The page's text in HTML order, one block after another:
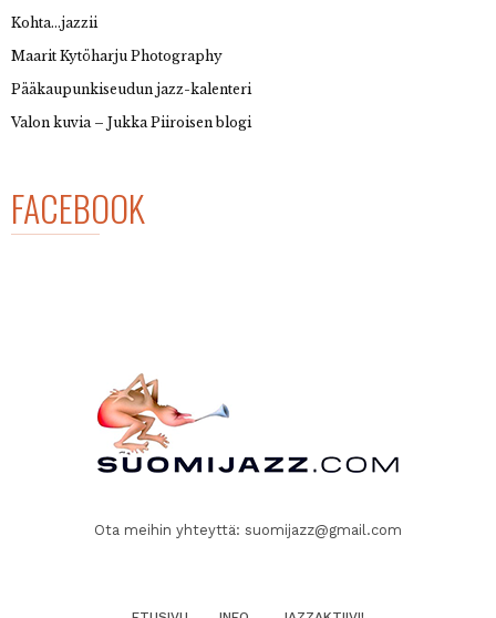
Kohta…jazzii
Maarit Kytöharju Photography
Pääkaupunkiseudun jazz-kalenteri
Valon kuvia – Jukka Piiroisen blogi
FACEBOOK
Ota meihin yhteyttä: suomijazz@gmail.com